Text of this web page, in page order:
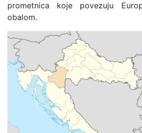
prometnica koje povezuju
obalom.